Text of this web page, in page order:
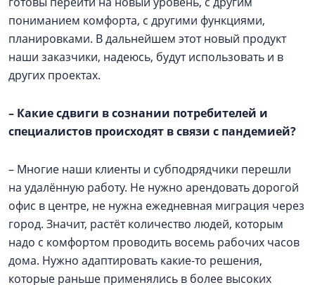
пониманием комфорта, с другими функциями,
планировками. В дальнейшем этот новый продукт
наши заказчики, надеюсь, будут использовать и в
других проектах.
– Какие сдвиги в сознании потребителей и
специалистов происходят в связи с пандемией?
– Многие наши клиенты и субподрядчики перешли
на удалённую работу. Не нужно арендовать дорогой
офис в центре, не нужна ежедневная миграция через
город. Значит, растёт количество людей, которым
надо с комфортом проводить восемь рабочих часов
дома. Нужно адаптировать какие-то решения,
которые раньше применялись в более высоких